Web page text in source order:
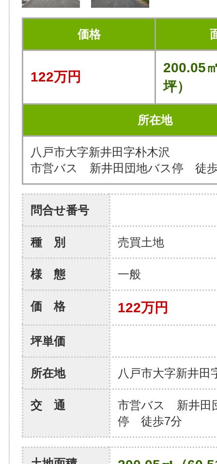
価格
122万円
200.05
坪）
所在地
八戸市大字新井田字朴木沢
市営バス 新井田団地バス停 徒
問合せ番号
種 別 売買土地
様 態 一般
価 格 122万円
坪単価
所在地 八戸市大字新井田
交 通
市営バス 新井田
停 徒歩7分